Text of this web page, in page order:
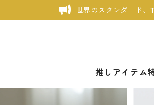
世界のスタンダード、
推しアイテム